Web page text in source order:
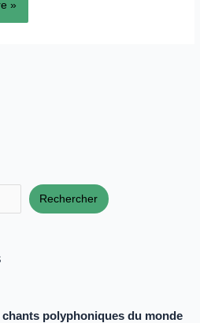
Rechercher
chants polyphoniques du monde